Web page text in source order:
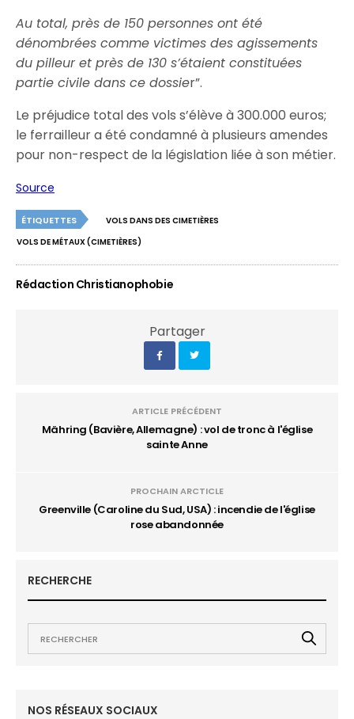
Au total, près de 150 personnes ont été
dénombrées comme victimes des agissements
du pilleur et près de 130 s’étaient constituées
partie civile dans ce dossier”.
Le préjudice total des vols s’élève à 300.000 euros;
le ferrailleur a été condamné à plusieurs amendes
pour non-respect de la législation liée à son métier.
Source
ÉTIQUETTES
VOLS DANS DES CIMETIÈRES
VOLS DE MÉTAUX (CIMETIÈRES)
Rédaction Christianophobie
Partager
ARTICLE PRÉCÉDENT
Mähring (Bavière, Allemagne) : vol de tronc à l'église
sainte Anne
PROCHAIN ARCTICLE
Greenville (Caroline du Sud, USA) : incendie de l'église
rose abandonnée
RECHERCHE
NOS RÉSEAUX SOCIAUX